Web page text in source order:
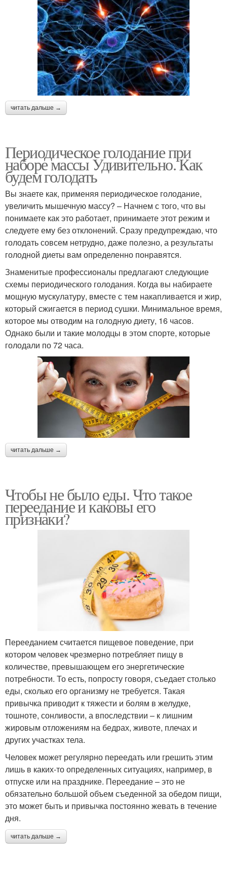
читать дальше →
Периодическое голодание при
наборе массы Удивительно. Как
будем голодать
Вы знаете как, применяя периодическое голодание,
увеличить мышечную массу? – Начнем с того, что вы
понимаете как это работает, принимаете этот режим и
следуете ему без отклонений. Сразу предупреждаю, что
голодать совсем нетрудно, даже полезно, а результаты
голодной диеты вам определенно понравятся.
Знаменитые профессионалы предлагают следующие
схемы периодического голодания. Когда вы набираете
мощную мускулатуру, вместе с тем накапливается и жир,
который сжигается в период сушки. Минимальное время,
которое мы отводим на голодную диету, 16 часов.
Однако были и такие молодцы в этом спорте, которые
голодали по 72 часа.
читать дальше →
Чтобы не было еды. Что такое
переедание и каковы его
признаки?
Перееданием считается пищевое поведение, при
котором человек чрезмерно потребляет пищу в
количестве, превышающем его энергетические
потребности. То есть, попросту говоря, съедает столько
еды, сколько его организму не требуется. Такая
привычка приводит к тяжести и болям в желудке,
тошноте, сонливости, а впоследствии – к лишним
жировым отложениям на бедрах, животе, плечах и
других участках тела.
Человек может регулярно переедать или грешить этим
лишь в каких-то определенных ситуациях, например, в
отпуске или на празднике. Переедание – это не
обязательно большой объем съеденной за обедом пищи,
это может быть и привычка постоянно жевать в течение
дня.
читать дальше →